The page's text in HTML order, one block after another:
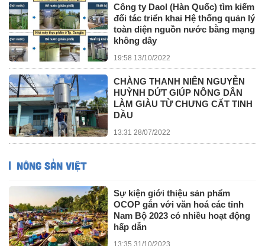
Công ty Daol (Hàn Quốc) tìm kiếm
đối tác triển khai Hệ thống quản lý
toàn diện nguồn nước bằng mạng
không dây
19:58 13/10/2022
CHÀNG THANH NIÊN NGUYỄN
HUỲNH DỨT GIÚP NÔNG DÂN
LÀM GIÀU TỪ CHƯNG CẤT TINH
DẦU
13:31 28/07/2022
NÔNG SẢN VIỆT
Sự kiện giới thiệu sản phẩm
OCOP gắn với văn hoá các tỉnh
Nam Bộ 2023 có nhiều hoạt động
hấp dẫn
13:35 31/10/2023